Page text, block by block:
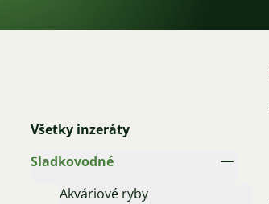
Všetky inzeráty
Sladkovodné
Akváriové ryby